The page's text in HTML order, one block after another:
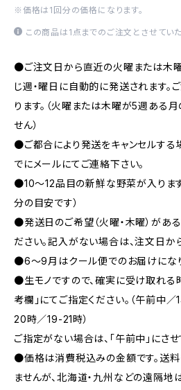
※価格は1回分の価格になります。
この商品は1点までのご注文とさせていた
●ご注文日から直近の火曜または木曜
じ週・曜日に自動的に発送されます。
ります。（火曜または木曜が5週ある
せん）
●ご都合により発送をキャンセルする
でにメールにてご連絡下さい。
●10～12品目の新鮮な野菜が入りま
分の目安です）
●発送日のご希望（火曜・木曜）があ
ださい。記入がない場合は、注文日か
●6～9月はクール便でのお届けになり
●生モノですので、確実に受け取れる
考欄」にてご指定ください。（午前中
20時／19-21時）
ご指定がない場合は、「午前中」にさせ
●価格は消費税込みの金額です。送
ませんが、北海道・九州などの遠隔地